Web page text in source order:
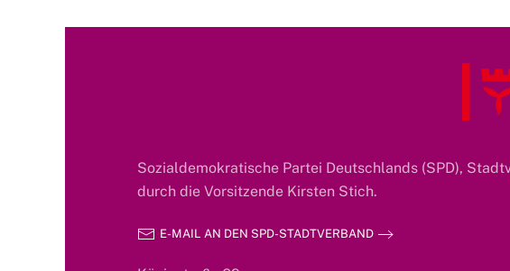
Sozialdemokratische Partei Deutschlands (SPD),
durch die Vorsitzende Kirsten Stich.
E-MAIL AN DEN SPD-STADTVERBAND